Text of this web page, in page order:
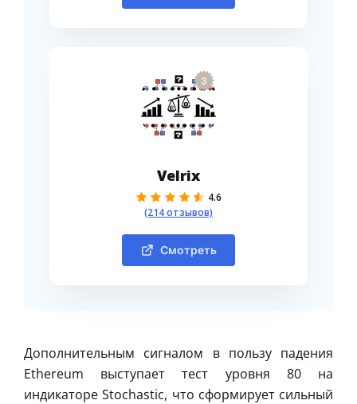
3
Velrix
4.6
(214 отзывов)
Смотреть
Дополнительным сигналом в пользу падения
Ethereum выступает тест уровня 80 на
индикаторе Stochastic, что сформирует сильный